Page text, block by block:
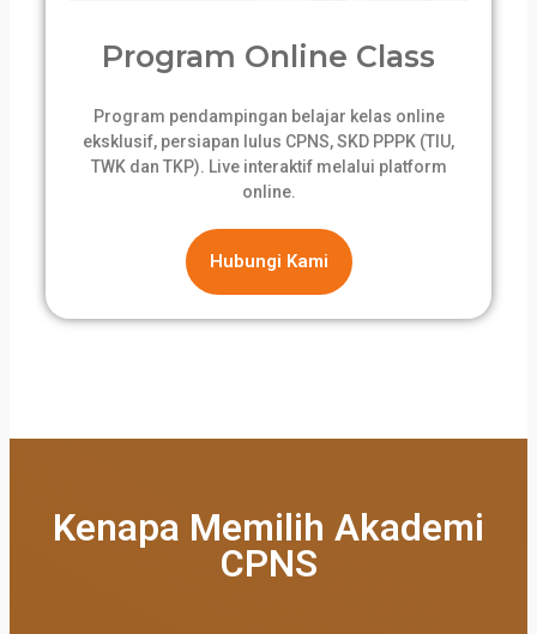
Program Online Class
Program pendampingan belajar kelas online
eksklusif, persiapan lulus CPNS, SKD PPPK (TIU,
TWK dan TKP). Live interaktif melalui platform
online.
Hubungi Kami
Kenapa Memilih Akademi
CPNS